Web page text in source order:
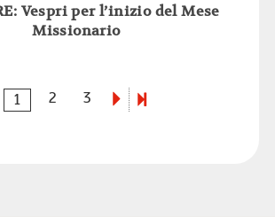
Vespri per l’inizio del Mese
Missionario
1 2 3